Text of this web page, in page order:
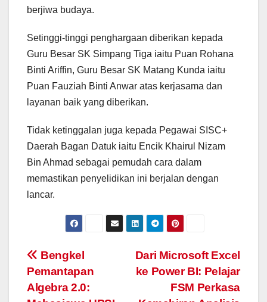
berjiwa budaya.
Setinggi-tinggi penghargaan diberikan kepada
Guru Besar SK Simpang Tiga iaitu Puan Rohana
Binti Ariffin, Guru Besar SK Matang Kunda iaitu
Puan Fauziah Binti Anwar atas kerjasama dan
layanan baik yang diberikan.
Tidak ketinggalan juga kepada Pegawai SISC+
Daerah Bagan Datuk iaitu Encik Khairul Nizam
Bin Ahmad sebagai pemudah cara dalam
memastikan penyelidikan ini berjalan dengan
lancar.
Navigasi
kiriman
Dari Microsoft Excel
ke Power BI: Pelajar
FSM Perkasa
Bengkel
Pemantapan
Algebra 2.0: